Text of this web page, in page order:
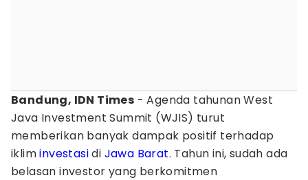
Bandung, IDN Times - Agenda tahunan West
Java Investment Summit (WJIS) turut
memberikan banyak dampak positif terhadap
ikliminvestasidi Jawa Barat. Tahun ini, sudah ada
belasan investor yang berkomitmen